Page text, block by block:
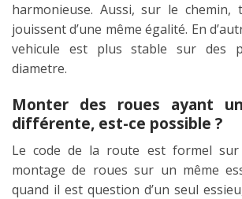
harmonieuse. Aussi, sur le chemin,
jouissent d’une même égalité. En
vehicule est plus stable sur des
diametre.
Monter des roues ayant
différente, est-ce possible ?
Le code de la route est formel sur
montage de roues sur un même
quand il est question d’un seul